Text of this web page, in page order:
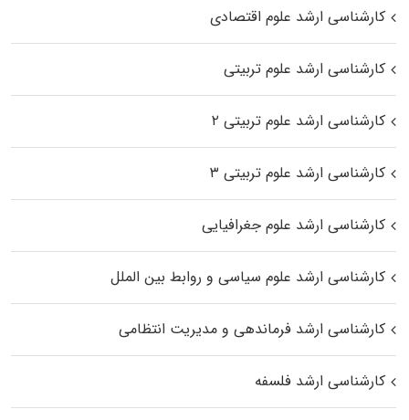
کارشناسی ارشد علوم اقتصادی
کارشناسی ارشد علوم تربیتی
کارشناسی ارشد علوم تربیتی ۲
کارشناسی ارشد علوم تربیتی ۳
کارشناسی ارشد علوم جغرافیایی
کارشناسی ارشد علوم سیاسی و روابط بین الملل
کارشناسی ارشد فرماندهی و مدیریت انتظامی
کارشناسی ارشد فلسفه